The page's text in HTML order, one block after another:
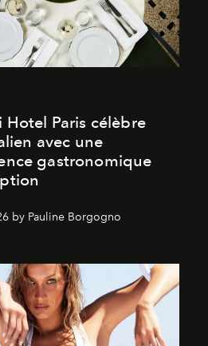
Hotel Paris célèbre
avec une
gastronomique
by Pauline Borgogno